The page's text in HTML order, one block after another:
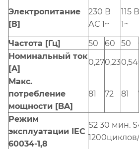
Электропитание
[В]
230 В
АС 1~
115
1~
Частота [Гц]
50 60 50
Номинальный ток
[A]
0,270,230,54
Макс.
потребление
мощности [BA]
81 72 81
Режим
эксплуатации IEC
60034-1,8
S2 30 мин.